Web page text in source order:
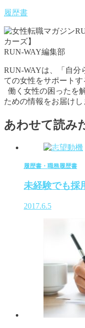
履歴書
RUN-WAY編集部
RUN-WAYは、「自分
ての女性をサポートす
働く女性の困ったを
ための情報をお届け
あわせて読み
履歴書・職務履歴書
未経験でも採
2017.6.5